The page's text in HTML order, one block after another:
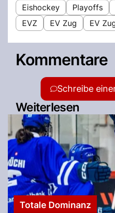
Eishockey Playoffs
EVZ
EV Zug EV
Kommentare
Schreibe
Weiterlesen
Totale Dominanz